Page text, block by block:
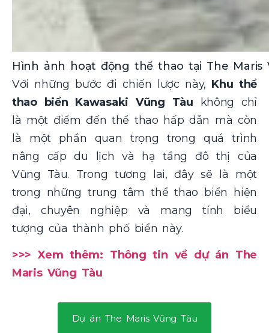
Hình ảnh hoạt động thể thao tại The Maris
Với những bước đi chiến lược này, Khu thể
thao biển Kawasaki Vũng Tàu không chỉ
là một điểm đến thể thao hấp dẫn mà còn
là một phần quan trọng trong quá trình
nâng cấp du lịch và hạ tầng đô thị của
Vũng Tàu. Trong tương lai, đây sẽ là một
trong những trung tâm thể thao biển hiện
đại, chuyên nghiệp và mang tính biểu
tượng của thành phố biển này.
>>> Xem thêm: Thông tin về dự án The
Maris Vũng Tàu
Dự án The Maris Vũng Tàu